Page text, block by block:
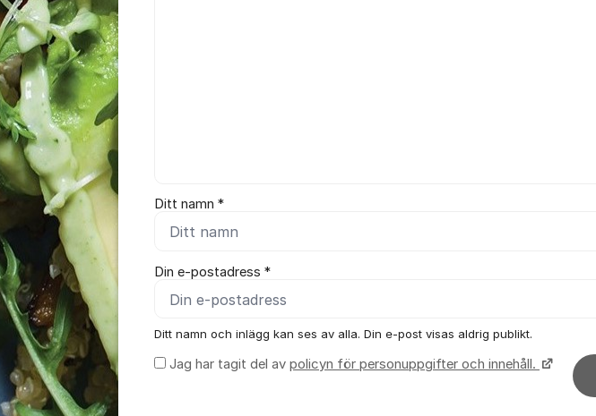
Ditt namn *
Din e-postadress *
Ditt namn och inlägg kan ses av alla. Din e-post visas aldrig publikt.
Jag har tagit del av policyn för personuppgifter och innehåll.